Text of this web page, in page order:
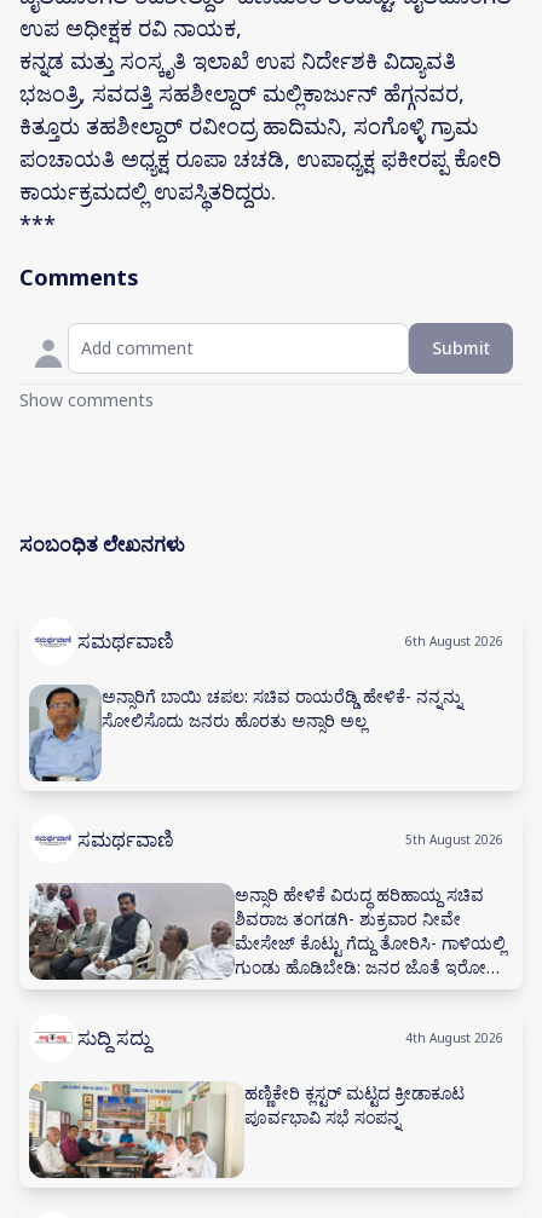
ಉಪ ಅಧೀಕ್ಷಕ ರವಿ ನಾಯಕ,
ಕನ್ನಡ ಮತ್ತು ಸಂಸ್ಕೃತಿ ಇಲಾಖೆ ಉಪ ನಿರ್ದೇಶಕಿ ವಿದ್ಯಾವತಿ
ಭಜಂತ್ರಿ, ಸವದತ್ತಿ ಸಹಶೀಲ್ದಾರ್ ಮಲ್ಲಿಕಾರ್ಜುನ್ ಹೆಗ್ಗನವರ,
ಕಿತ್ತೂರು ತಹಶೀಲ್ದಾರ್ ರವೀಂದ್ರ ಹಾದಿಮನಿ, ಸಂಗೊಳ್ಳಿ ಗ್ರಾಮ
ಪಂಚಾಯತಿ ಅಧ್ಯಕ್ಷ ರೂಪಾ ಚಚಡಿ, ಉಪಾಧ್ಯಕ್ಷ ಫಕೀರಪ್ಪ ಕೋರಿ
ಕಾರ್ಯಕ್ರಮದಲ್ಲಿ ಉಪಸ್ಥಿತರಿದ್ದರು.
***
Comments
Submit
Show comments
ಸಂಬಂಧಿತ ಲೇಖನಗಳು
ಸಮರ್ಥವಾಣಿ 6th August 2026
ಅನ್ಸಾರಿಗೆ ಬಾಯಿ ಚಪಲ: ಸಚಿವ ರಾಯರೆಡ್ಡಿ ಹೇಳಿಕೆ- ನನ್ನನ್ನು
ಸೋಲಿಸೊದು ಜನರು ಹೊರತು ಅನ್ಸಾರಿ ಅಲ್ಲ
ಸಮರ್ಥವಾಣಿ 5th August 2026
ಅನ್ಸಾರಿ ಹೇಳಿಕೆ ವಿರುದ್ಧ ಹರಿಹಾಯ್ದ ಸಚಿವ
ಶಿವರಾಜ ತಂಗಡಗಿ- ಶುಕ್ರವಾರ ನೀವೇ
ಮೇಸೇಜ್ ಕೊಟ್ಟು ಗೆದ್ದು ತೋರಿಸಿ- ಗಾಳಿಯಲ್ಲಿ
ಗುಂಡು ಹೊಡಿಬೇಡಿ: ಜನರ ಜೊತೆ ಇರೋದು
ಕಲಿಯಿರಿ
ಸುದ್ದಿ ಸದ್ದು 4th August 2026
ಹಣ್ಣಿಕೇರಿ ಕ್ಲಸ್ಟರ್ ಮಟ್ಟದ ಕ್ರೀಡಾಕೂಟ
ಪೂರ್ವಭಾವಿ ಸಭೆ ಸಂಪನ್ನ